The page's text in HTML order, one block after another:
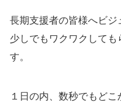
長期支援者の皆様へビジ
少しでもワクワクしても
す。
１日の内、数秒でもど